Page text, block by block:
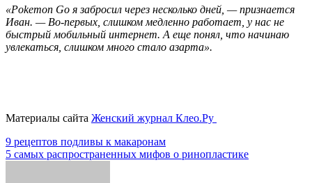
«Pokemon Go я забросил через несколько дней, — признается
Иван. — Во-первых, слишком медленно работает, у нас не
быстрый мобильный интернет. А еще понял, что начинаю
увлекаться, слишком много стало азарта».
Материалы сайта Женский журнал Клео.Ру
Навигация
по
9 рецептов подливы к макаронам
5 самых распространенных мифов о ринопластике